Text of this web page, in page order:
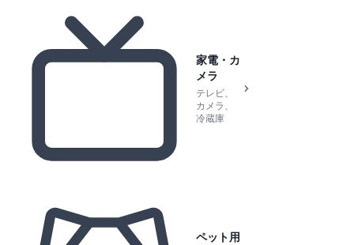
家電・カ
メラ
テレビ、
カメラ、
冷蔵庫
ペット用